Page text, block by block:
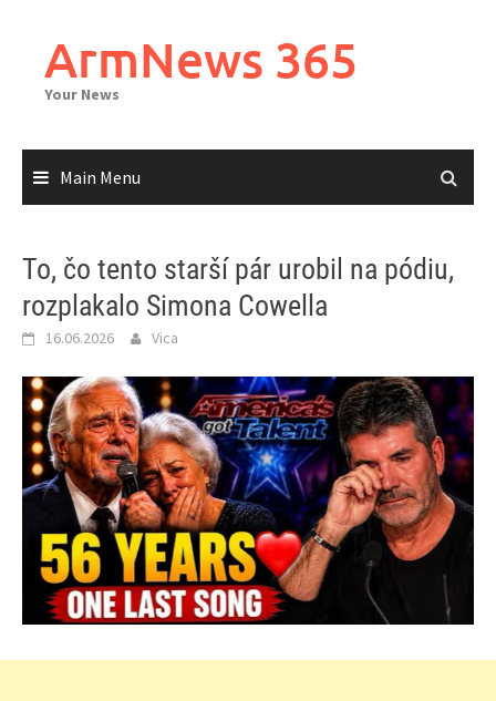
contentArmNews 365
Your News
Main Menu
To, čo tento starší pár urobil na pódiu,
rozplakalo Simona Cowella
16.06.2026 Vica